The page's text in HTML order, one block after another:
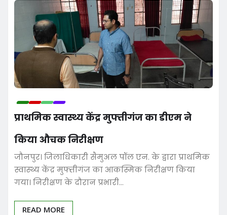
प्राथमिक स्वास्थ्य केंद्र मुफ्तीगंज का डीएम ने
किया औचक निरीक्षण
जौनपुर। जिलाधिकारी सैमुअल पॉल एन. के द्वारा प्राथमिक
स्वास्थ्य केंद्र मुफ्तीगंज का आकस्मिक निरीक्षण किया
गया। निरीक्षण के दौरान प्रभारी…
READ MORE